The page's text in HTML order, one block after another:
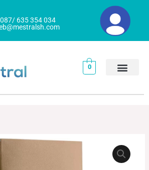
635 354 034
0